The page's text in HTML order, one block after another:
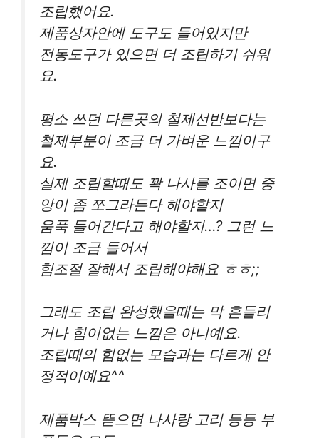
조립했어요.
제품상자안에 도구도 들어있지만
전동도구가 있으면 더 조립하기 쉬워
요.
평소 쓰던 다른곳의 철제선반보다는
철제부분이 조금 더 가벼운 느낌이구
요.
실제 조립할때도 꽉 나사를 조이면 중
앙이 좀 쪼그라든다 해야할지
움푹 들어간다고 해야할지…? 그런 느
낌이 조금 들어서
힘조절 잘해서 조립해야해요 ㅎㅎ;;
그래도 조립 완성했을때는 막 흔들리
거나 힘이없는 느낌은 아니예요.
조립때의 힘없는 모습과는 다르게 안
정적이예요^^
제품박스 뜯으면 나사랑 고리 등등 부